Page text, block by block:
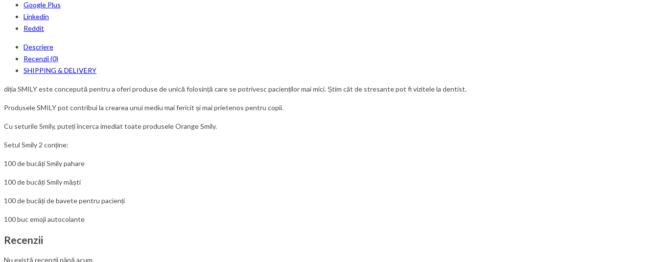
Google Plus
Linkedin
Reddit
Descriere
Recenzii (0)
SHIPPING & DELIVERY
diția SMILY este concepută pentru a oferi produse de unică folosință care se potrivesc pacienților mai mici. Știm cât de stresante pot fi vizitele la dentist.
Produsele SMILY pot contribui la crearea unui mediu mai fericit și mai prietenos pentru copii.
Cu seturile Smily, puteți încerca imediat toate produsele Orange Smily.
Setul Smily 2 conține:
100 de bucăți Smily pahare
100 de bucăți Smily măști
100 de bucăți de bavete pentru pacienți
100 buc emoji autocolante
Recenzii
Nu există recenzii până acum.